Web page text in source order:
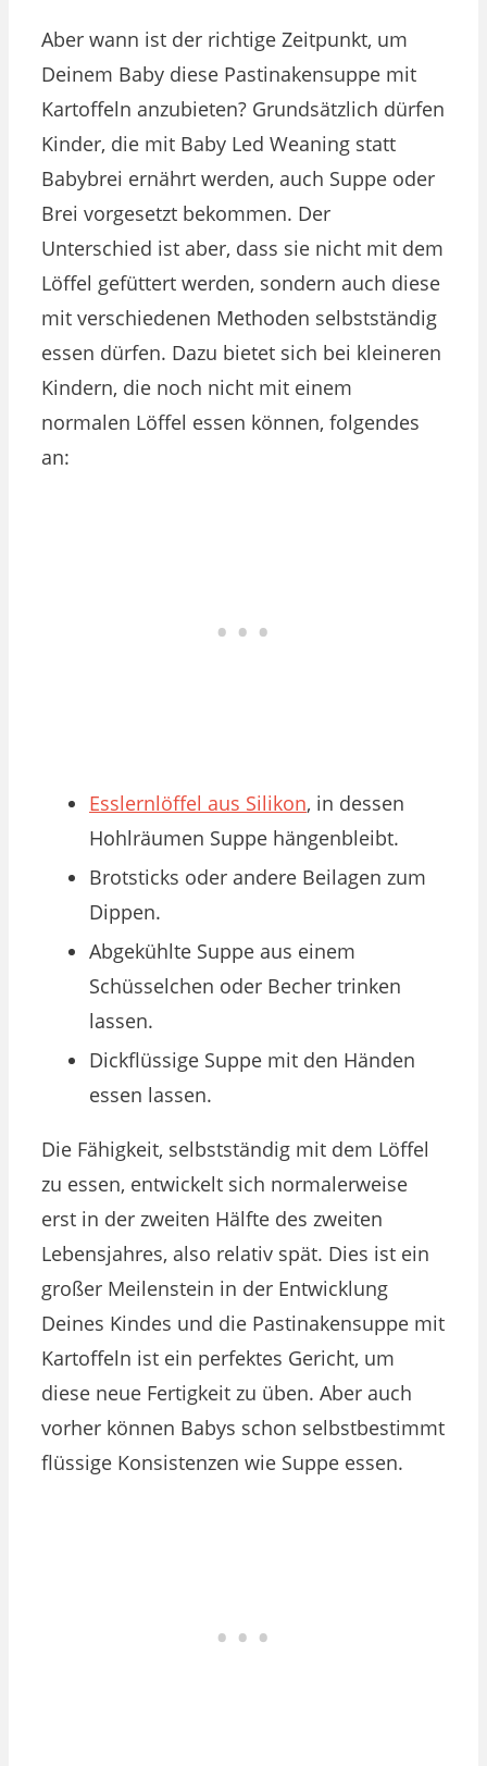
Aber wann ist der richtige Zeitpunkt, um
Deinem Baby diese Pastinakensuppe mit
Kartoffeln anzubieten? Grundsätzlich dürfen
Kinder, die mit Baby Led Weaning statt
Babybrei ernährt werden, auch Suppe oder
Brei vorgesetzt bekommen. Der
Unterschied ist aber, dass sie nicht mit dem
Löffel gefüttert werden, sondern auch diese
mit verschiedenen Methoden selbstständig
essen dürfen. Dazu bietet sich bei kleineren
Kindern, die noch nicht mit einem
normalen Löffel essen können, folgendes
an:
Esslernlöffel aus Silikon, in dessen
Hohlräumen Suppe hängenbleibt.
Brotsticks oder andere Beilagen zum
Dippen.
Abgekühlte Suppe aus einem
Schüsselchen oder Becher trinken
lassen.
Dickflüssige Suppe mit den Händen
essen lassen.
Die Fähigkeit, selbstständig mit dem Löffel
zu essen, entwickelt sich normalerweise
erst in der zweiten Hälfte des zweiten
Lebensjahres, also relativ spät. Dies ist ein
großer Meilenstein in der Entwicklung
Deines Kindes und die Pastinakensuppe mit
Kartoffeln ist ein perfektes Gericht, um
diese neue Fertigkeit zu üben. Aber auch
vorher können Babys schon selbstbestimmt
flüssige Konsistenzen wie Suppe essen.